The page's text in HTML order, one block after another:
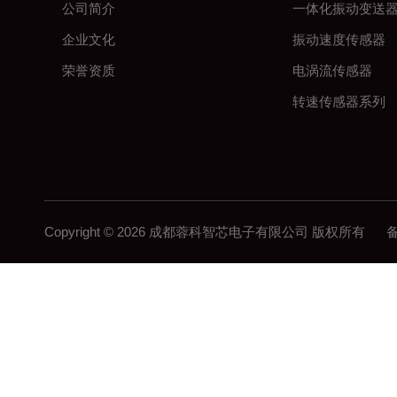
公司简介
企业文化
荣誉资质
一体化振动变送
振动速度传感器
电涡流传感器
转速传感器系列
Copyright © 2026 成都蓉科智芯电子有限公司 版权所有